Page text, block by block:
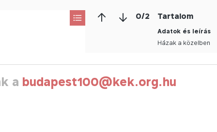
0/2 Tartalom
Adatok és leírás
Házak a közelben
a budapest100@kek.org.hu